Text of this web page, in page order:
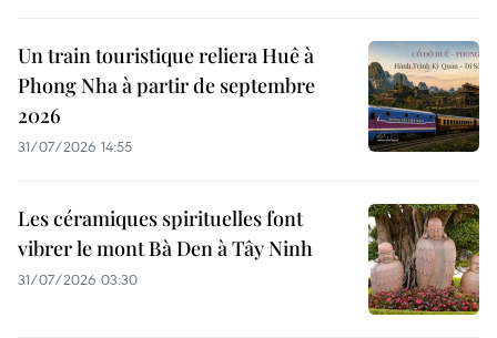
Un train touristique reliera Huê à
Phong Nha à partir de septembre
2026
31/07/2026 14:55
Les céramiques spirituelles font
vibrer le mont Bà Den à Tây Ninh
31/07/2026 03:30